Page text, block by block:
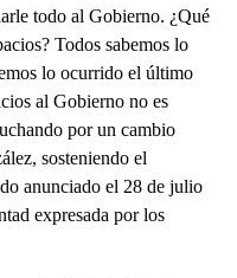
todo al Gobierno. ¿Qué
Todos sabemos lo
lo ocurrido el último
al Gobierno no es
por un cambio
sosteniendo el
anunciado el 28 de julio
expresada por los